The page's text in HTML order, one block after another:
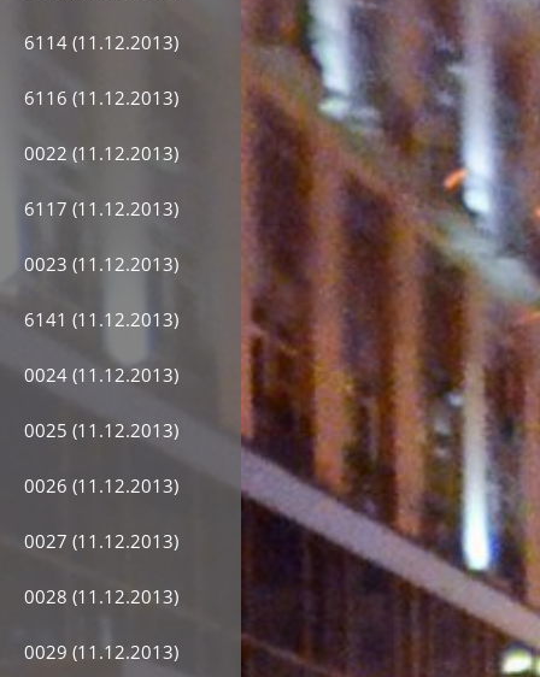
6114 (11.12.2013)
6116 (11.12.2013)
0022 (11.12.2013)
6117 (11.12.2013)
0023 (11.12.2013)
6141 (11.12.2013)
0024 (11.12.2013)
0025 (11.12.2013)
0026 (11.12.2013)
0027 (11.12.2013)
0028 (11.12.2013)
0029 (11.12.2013)